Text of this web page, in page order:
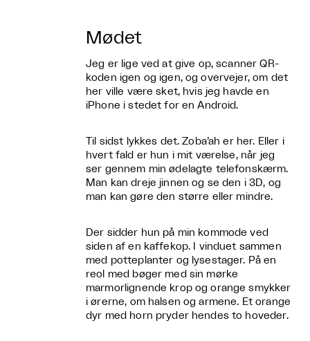
Mødet
Jeg er lige ved at give op, scanner QR-
koden igen og igen, og overvejer, om det
her ville være sket, hvis jeg havde en
iPhone i stedet for en Android.
Til sidst lykkes det. Zoba’ah er her. Eller i
hvert fald er hun i mit værelse, når jeg
ser gennem min ødelagte telefonskærm.
Man kan dreje jinnen og se den i 3D, og
man kan gøre den større eller mindre.
Der sidder hun på min kommode ved
siden af en kaffekop. I vinduet sammen
med potteplanter og lysestager. På en
reol med bøger med sin mørke
marmorlignende krop og orange smykker
i ørerne, om halsen og armene. Et orange
dyr med horn pryder hendes to hoveder.